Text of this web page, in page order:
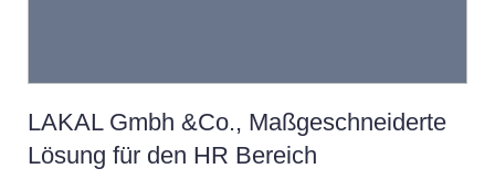
LAKAL Gmbh &Co., Maßgeschneiderte
Lösung für den HR Bereich